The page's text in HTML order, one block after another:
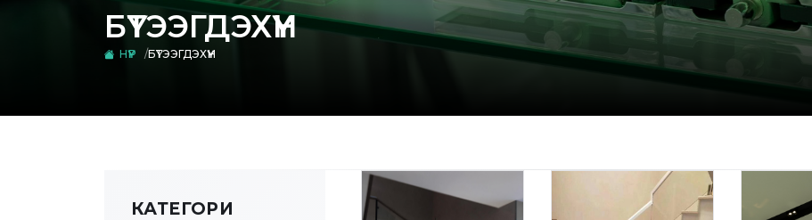
БҮТЭЭГДЭХҮҮН
НҮҮР БҮТЭЭГДЭХҮҮН
КАТЕГОРИ